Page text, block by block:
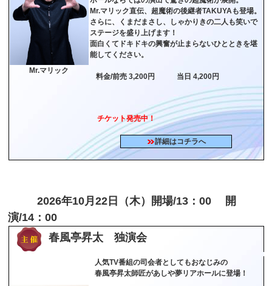
Mr.マリック
Mr.マリック直伝、超魔術の後継者TAKUYAも登場。
さらに、くまだまさし、しゃかりきの二人も笑いで
ステージを盛り上げます！
面白くてドキドキの興奮が止まらないひとときを堪
能してください。
料金/前売 3,200円 当日 4,200円
チケット発売中！
詳細はコチラへ
2026年10月22日（木）開場/13：00 開
演/14：00
春風亭昇太 独演会
人気TV番組の司会者としてもおなじみの
春風亭昇太師匠があしや夢リアホールに登場！